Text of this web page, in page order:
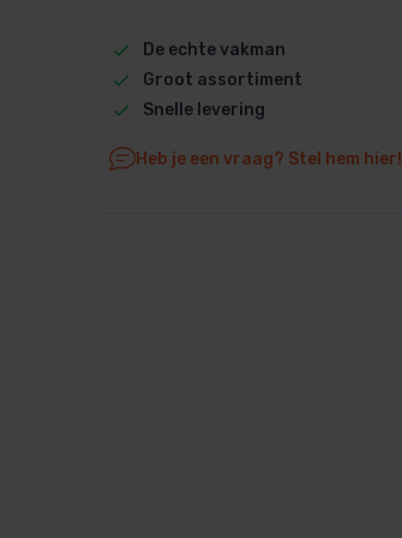
Dolphin M600 onderdelen
Dolphin Poolstyle E10 onderdelen
De echte vakman
Groot assortiment
Snelle levering
Heb je een vraag? Stel hem hier!